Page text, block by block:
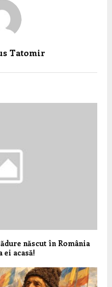
Tatomir
născut în România
acasă!